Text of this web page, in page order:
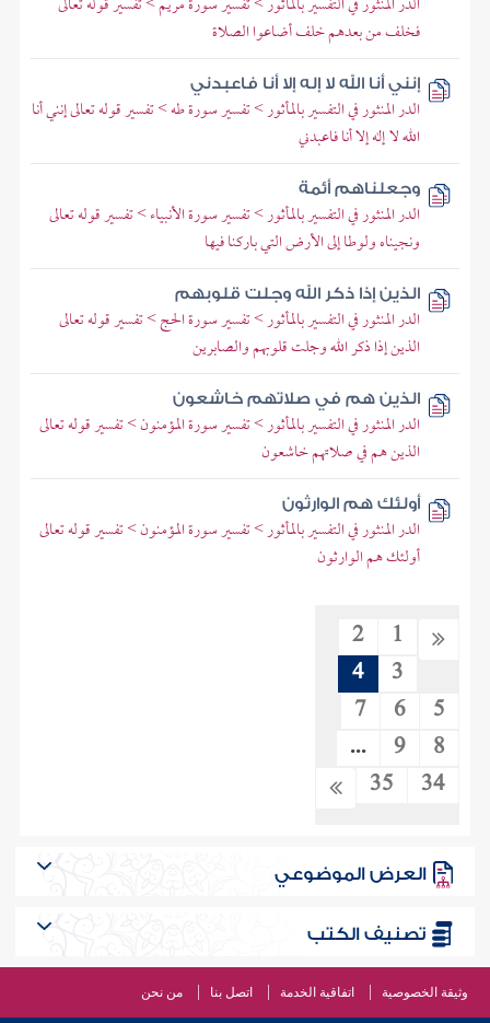
فخلف من بعدهم خلف أضاعوا الصلاة
إنني أنا الله لا إله إلا أنا فاعبدني
الدر المنثور في التفسير بالمأثور > تفسير سورة طه > تفسير قوله تعالى إنني أنا
الله لا إله إلا أنا فاعبدني
وجعلناهم أئمة
الدر المنثور في التفسير بالمأثور > تفسير سورة الأنبياء > تفسير قوله تعالى
ونجيناه ولوطا إلى الأرض التي باركنا فيها
الذين إذا ذكر الله وجلت قلوبهم
الدر المنثور في التفسير بالمأثور > تفسير سورة الحج > تفسير قوله تعالى
الذين إذا ذكر الله وجلت قلوبهم والصابرين
الذين هم في صلاتهم خاشعون
الدر المنثور في التفسير بالمأثور > تفسير سورة المؤمنون > تفسير قوله تعالى
الذين هم في صلاتهم خاشعون
أولئك هم الوارثون
الدر المنثور في التفسير بالمأثور > تفسير سورة المؤمنون > تفسير قوله تعالى
أولئك هم الوارثون
1
2
3
4
5
6
7
8
9
...
34
35
العرض الموضوعي
تصنيف الكتب
وثيقة الخصوصية اتفاقية الخدمة اتصل بنا من نحن